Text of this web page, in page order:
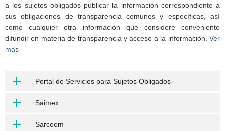
a los sujetos obligados publicar la información correspondiente a
sus obligaciones de transparencia comunes y específicas, así
como cualquier otra información que considere conveniente
difundir en materia de transparencia y acceso a la información. Ver
más
Portal de Servicios para Sujetos Obligados
Saimex
Sarcoem